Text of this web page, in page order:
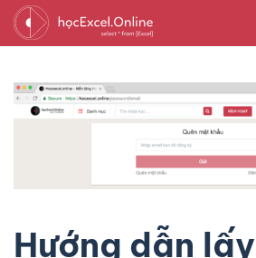
Hướng dẫn